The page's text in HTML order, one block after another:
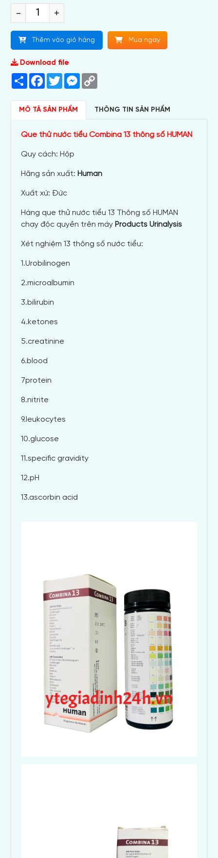
- +
Thêm vào giỏ hàng Mua ngay
Download file
Share Facebook
TwitterMessenger
MÔ TẢ SẢN PHẨM THÔNG TIN SẢN PHẨM
Que thử nước tiểu Combina 13 thông số HUMAN
Quy cách: Hộp
Hãng sản xuất: Human
Xuất xứ:Đức
Hàng que thử nước tiểu 13 Thông số HUMAN
chạy độc quyền trên máy Products Urinalysis
Xét nghiệm 13 thông số nước tiểu:
1.Urobilinogen
2.microalbumin
3.bilirubin
4.ketones
5.creatinine
6.blood
7protein
8.nitrite
9.leukocytes
10.glucose
11.specific gravidity
12.pH
13.ascorbin acid